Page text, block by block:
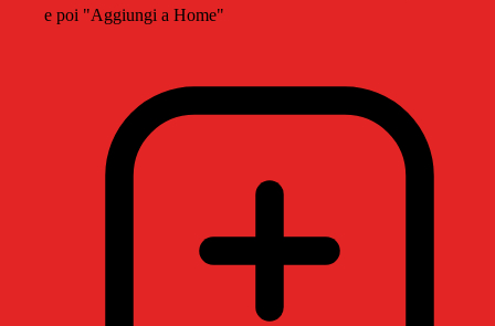
e poi "Aggiungi a Home"